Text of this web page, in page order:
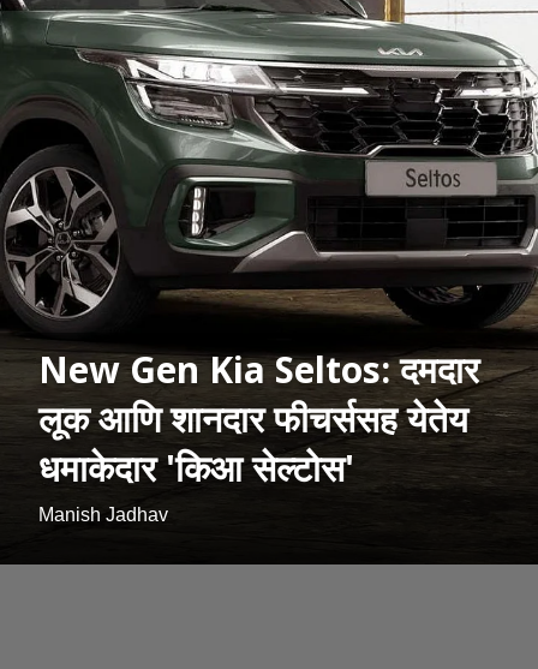
New Gen Kia Seltos: दमदार
लूक आणि शानदार फीचर्ससह येतेय
धमाकेदार 'किआ सेल्टोस'
Manish Jadhav